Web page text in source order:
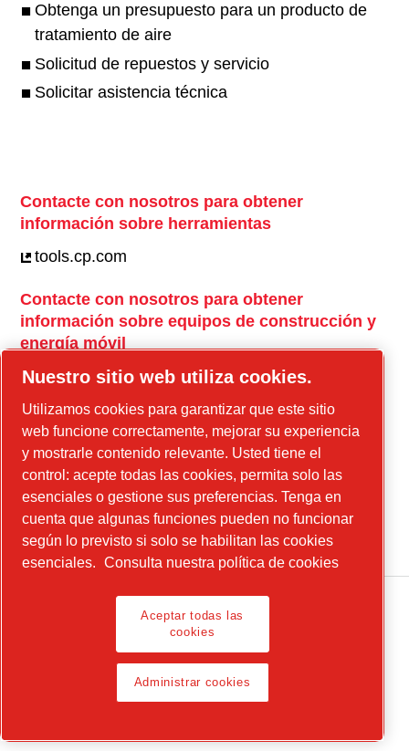
Obtenga un presupuesto para un producto de
tratamiento de aire
Solicitud de repuestos y servicio
Solicitar asistencia técnica
Contacte con nosotros para obtener
información sobre herramientas
tools.cp.com
Contacte con nosotros para obtener
información sobre equipos de construcción y
energía móvil
power-technique.cp.com
Instagram
Facebook
Linkedin
YouTube
Administrar cookies
Nuestro sitio web utiliza cookies.
Utilizamos cookies para garantizar que este sitio
web funcione correctamente, mejorar su experiencia
y mostrarle contenido relevante. Usted tiene el
control: acepte todas las cookies, permita solo las
esenciales o gestione sus preferencias. Tenga en
cuenta que algunas funciones pueden no funcionar
según lo previsto si solo se habilitan las cookies
esenciales. Consulta nuestra política de cookies
Aceptar todas las
cookies
Administrar cookies